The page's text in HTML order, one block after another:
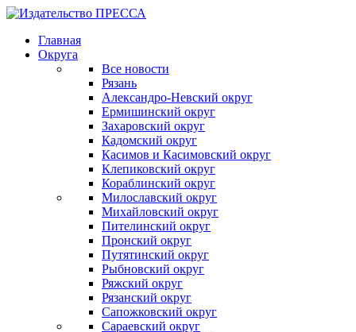
Главная
Округа
Все новости
Рязань
Александро-Невский округ
Ермишинский округ
Захаровский округ
Кадомский округ
Касимов и Касимовский округ
Клепиковский округ
Кораблинский округ
Милославский округ
Михайловский округ
Пителинский округ
Пронский округ
Путятинский округ
Рыбновский округ
Ряжский округ
Рязанский округ
Сапожковский округ
Сараевский округ